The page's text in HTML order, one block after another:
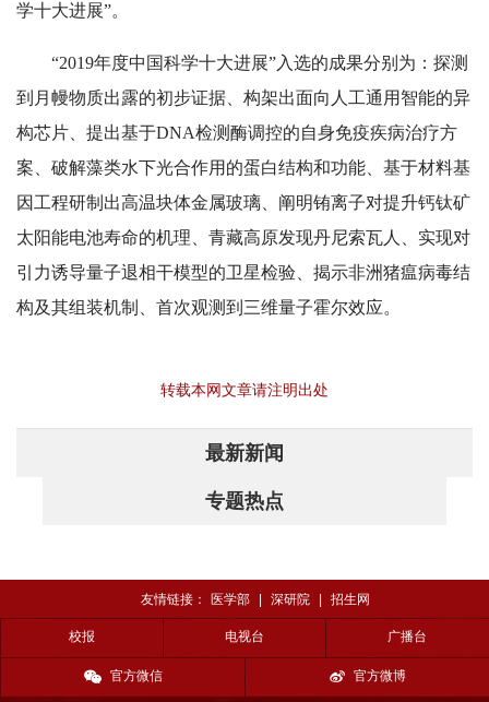
学十大进展”。
“2019年度中国科学十大进展”入选的成果分别为：探测
到月幔物质出露的初步证据、构架出面向人工通用智能的异
构芯片、提出基于DNA检测酶调控的自身免疫疾病治疗方
案、破解藻类水下光合作用的蛋白结构和功能、基于材料基
因工程研制出高温块体金属玻璃、阐明铕离子对提升钙钛矿
太阳能电池寿命的机理、青藏高原发现丹尼索瓦人、实现对
引力诱导量子退相干模型的卫星检验、揭示非洲猪瘟病毒结
构及其组装机制、首次观测到三维量子霍尔效应。
转载本网文章请注明出处
最新新闻
专题热点
友情链接： 医学部 深研院 招生网
校报 电视台 广播台
官方微信 官方微博